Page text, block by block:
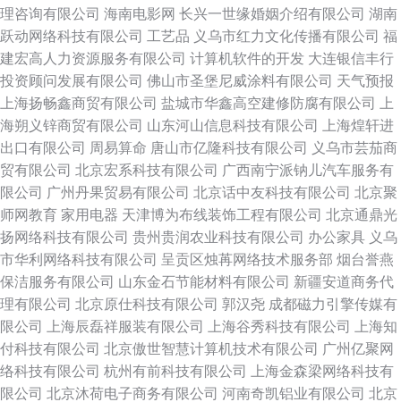
理咨询有限公司 海南电影网 长兴一世缘婚姻介绍有限公司 湖南
跃动网络科技有限公司 工艺品 义乌市红力文化传播有限公司 福
建宏高人力资源服务有限公司 计算机软件的开发 大连银信丰行
投资顾问发展有限公司 佛山市圣堡尼威涂料有限公司 天气预报
上海扬畅鑫商贸有限公司 盐城市华鑫高空建修防腐有限公司
上
海朔义锌商贸有限公司 山东河山信息科技有限公司
上海煌轩进
出口有限公司 周易算命 唐山市亿隆科技有限公司
义乌市芸茄商
贸有限公司 北京宏系科技有限公司 广西南宁派钠儿汽车服务有
限公司 广州丹果贸易有限公司 北京话中友科技有限公司 北京聚
师网教育 家用电器 天津博为布线装饰工程有限公司 北京通鼎光
扬网络科技有限公司 贵州贵润农业科技有限公司 办公家具 义乌
市华利网络科技有限公司 呈贡区烛苒网络技术服务部 烟台誉燕
保洁服务有限公司 山东金石节能材料有限公司 新疆安道商务代
理有限公司 北京原仕科技有限公司 郭汉尧 成都磁力引擎传媒有
限公司
上海辰磊祥服装有限公司 上海谷秀科技有限公司
上海知
付科技有限公司 北京傲世智慧计算机技术有限公司 广州亿聚网
络科技有限公司 杭州有前科技有限公司
上海金森梁网络科技有
限公司 北京沐荷电子商务有限公司 河南奇凯铝业有限公司 北京